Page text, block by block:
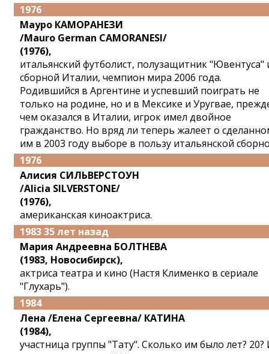
1976
Мауро КАМОРАНЕЗИ
/Mauro German CAMORANESI/
(1976),
итальянский футболист, полузащитник "Ювентуса"
сборной Италии, чемпион мира 2006 года.
Родившийся в Аргентине и успевший поиграть не
только на родине, но и в Мексике и Уругвае,
чем оказался в Италии, игрок имел двойное
гражданство. Но вряд ли теперь жалеет о
им в 2003 году выборе в пользу итальянской
1976
Алисия СИЛЬВЕРСТОУН
/Alicia SILVERSTONE/
(1976),
американская киноактриса.
1983 35 лет назад
Мария Андреевна БОЛТНЕВА
(1983, Новосибирск),
актриса театра и кино (Настя Клименко в сериале
"Глухарь").
1984
Лена /Елена Сергеевна/ КАТИНА
(1984),
участница группы "Тату". Сколько им было лет? 20?